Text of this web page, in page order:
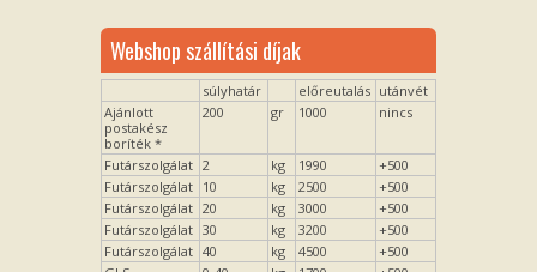
Webshop szállítási díjak
súlyhatár előreutalás utánvét
Ajánlott
postakész
boríték *
200 gr 1000 nincs
Futárszolgálat 2 kg 1990
+500
Futárszolgálat 10 kg 2500
+500
Futárszolgálat 20 kg 3000
+500
Futárszolgálat 30 kg 3200
+500
Futárszolgálat 40 kg 4500
+500